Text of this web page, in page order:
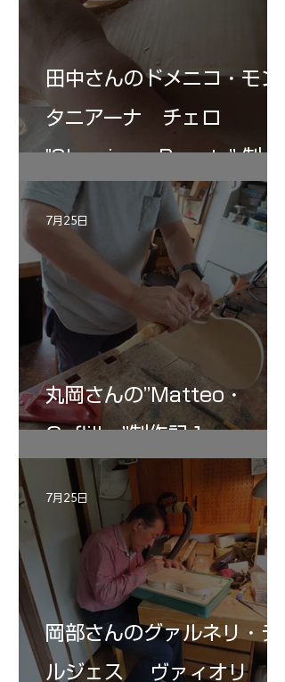
田中さんのドメニコ・モン
タニアーナ チェロ
"Sleeping・Beauty” 制作
記 30
丸岡さんの”Matteo・
Gofliller”制作記１
7月25日
岡部さんのグァルネリ・デ
ルジェス ヴァィオリ
7月25日